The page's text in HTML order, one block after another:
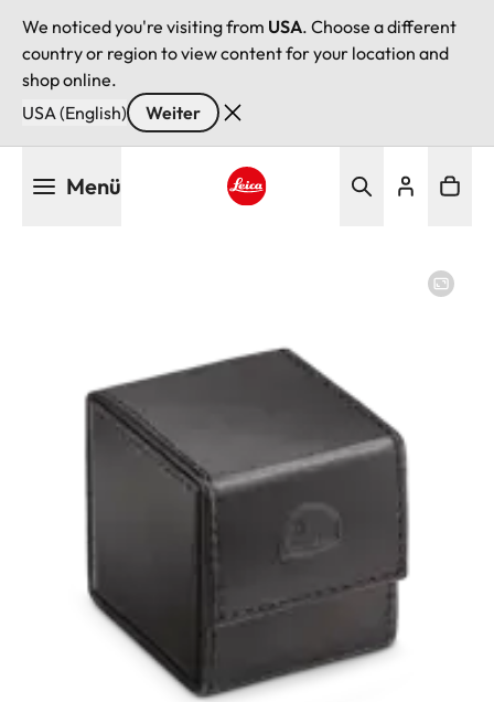
We noticed you're visiting from USA. Choose a different
country or region to view content for your location and
shop online.
USA (English)
Weiter
Menü